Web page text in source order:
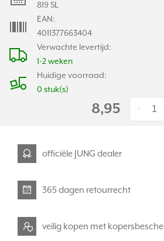
Verwachte levertijd:
1-2 weken
Huidige voorraad:
0 stuk(s)
819 SL
EAN:
4011377663404
8,95 -
officiële JUNG dealer
365 dagen retourrecht
veilig kopen met